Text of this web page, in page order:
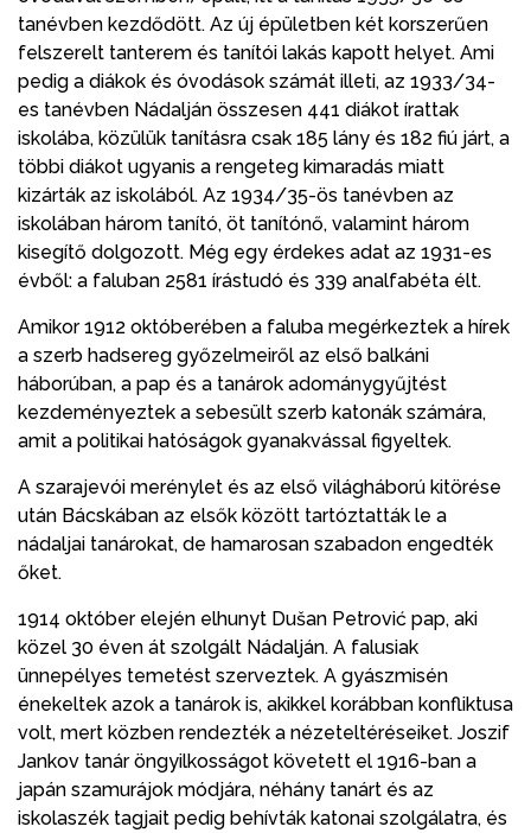
tanévben kezdődött. Az új épületben két korszerűen
felszerelt tanterem és tanítói lakás kapott helyet. Ami
pedig a diákok és óvodások számát illeti, az 1933/34-
es tanévben Nádalján összesen 441 diákot írattak
iskolába, közülük tanításra csak 185 lány és 182 fiú járt, a
többi diákot ugyanis a rengeteg kimaradás miatt
kizárták az iskolából. Az 1934/35-ös tanévben az
iskolában három tanító, öt tanítónő, valamint három
kisegítő dolgozott. Még egy érdekes adat az 1931-es
évből: a faluban 2581 írástudó és 339 analfabéta élt.
Amikor 1912 októberében a faluba megérkeztek a hírek
a szerb hadsereg győzelmeiről az első balkáni
háborúban, a pap és a tanárok adománygyűjtést
kezdeményeztek a sebesült szerb katonák számára,
amit a politikai hatóságok gyanakvással figyeltek.
A szarajevói merénylet és az első világháború kitörése
után Bácskában az elsők között tartóztatták le a
nádaljai tanárokat, de hamarosan szabadon engedték
őket.
1914 október elején elhunyt Dušan Petrović pap, aki
közel 30 éven át szolgált Nádalján. A falusiak
ünnepélyes temetést szerveztek. A gyászmisén
énekeltek azok a tanárok is, akikkel korábban konfliktusa
volt, mert közben rendezték a nézeteltéréseiket. Joszif
Jankov tanár öngyilkosságot követett el 1916-ban a
japán szamurájok módjára, néhány tanárt és az
iskolaszék tagjait pedig behívták katonai szolgálatra, és